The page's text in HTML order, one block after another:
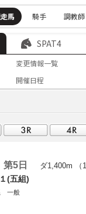
馬 騎手 調教師
SPAT4
変更情報一覧
開催日程
5日 ダ1,400m （
(五組)
一般